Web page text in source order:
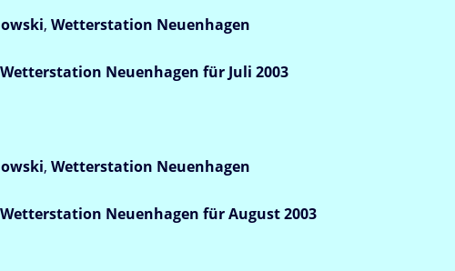
, Wetterstation Neuenhagen
Neuenhagen für Juli 2003
, Wetterstation Neuenhagen
Neuenhagen für August 2003